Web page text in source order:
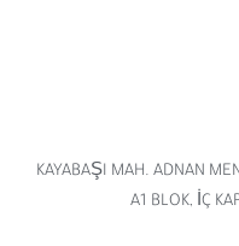
KAYABAŞI MAH. ADNAN
A1 BLOK, İÇ